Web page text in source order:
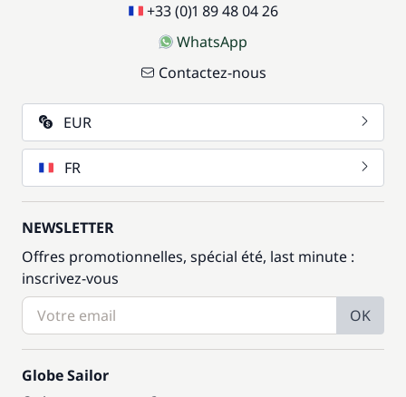
+33 (0)1 89 48 04 26
WhatsApp
Contactez-nous
EUR
FR
NEWSLETTER
Offres promotionnelles, spécial été, last minute :
inscrivez-vous
OK
Globe Sailor